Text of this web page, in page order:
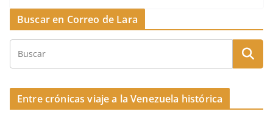
e
b
o
k
a
d
p
ar
Buscar en Correo de Lara
Entre crónicas viaje a la Venezuela histórica